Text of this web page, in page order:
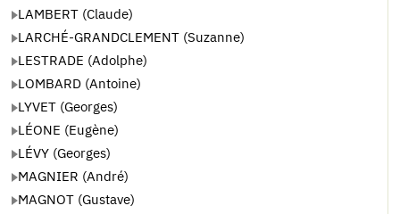
LAMBERT (Claude)
LARCHÉ-GRANDCLEMENT (Suzanne)
LESTRADE (Adolphe)
LOMBARD (Antoine)
LYVET (Georges)
LÉONE (Eugène)
LÉVY (Georges)
MAGNIER (André)
MAGNOT (Gustave)